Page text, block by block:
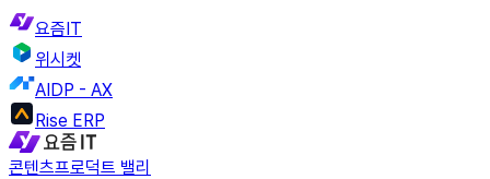
요즘IT
위시켓
AIDP - AX
Rise ERP
콘텐츠프로덕트 밸리